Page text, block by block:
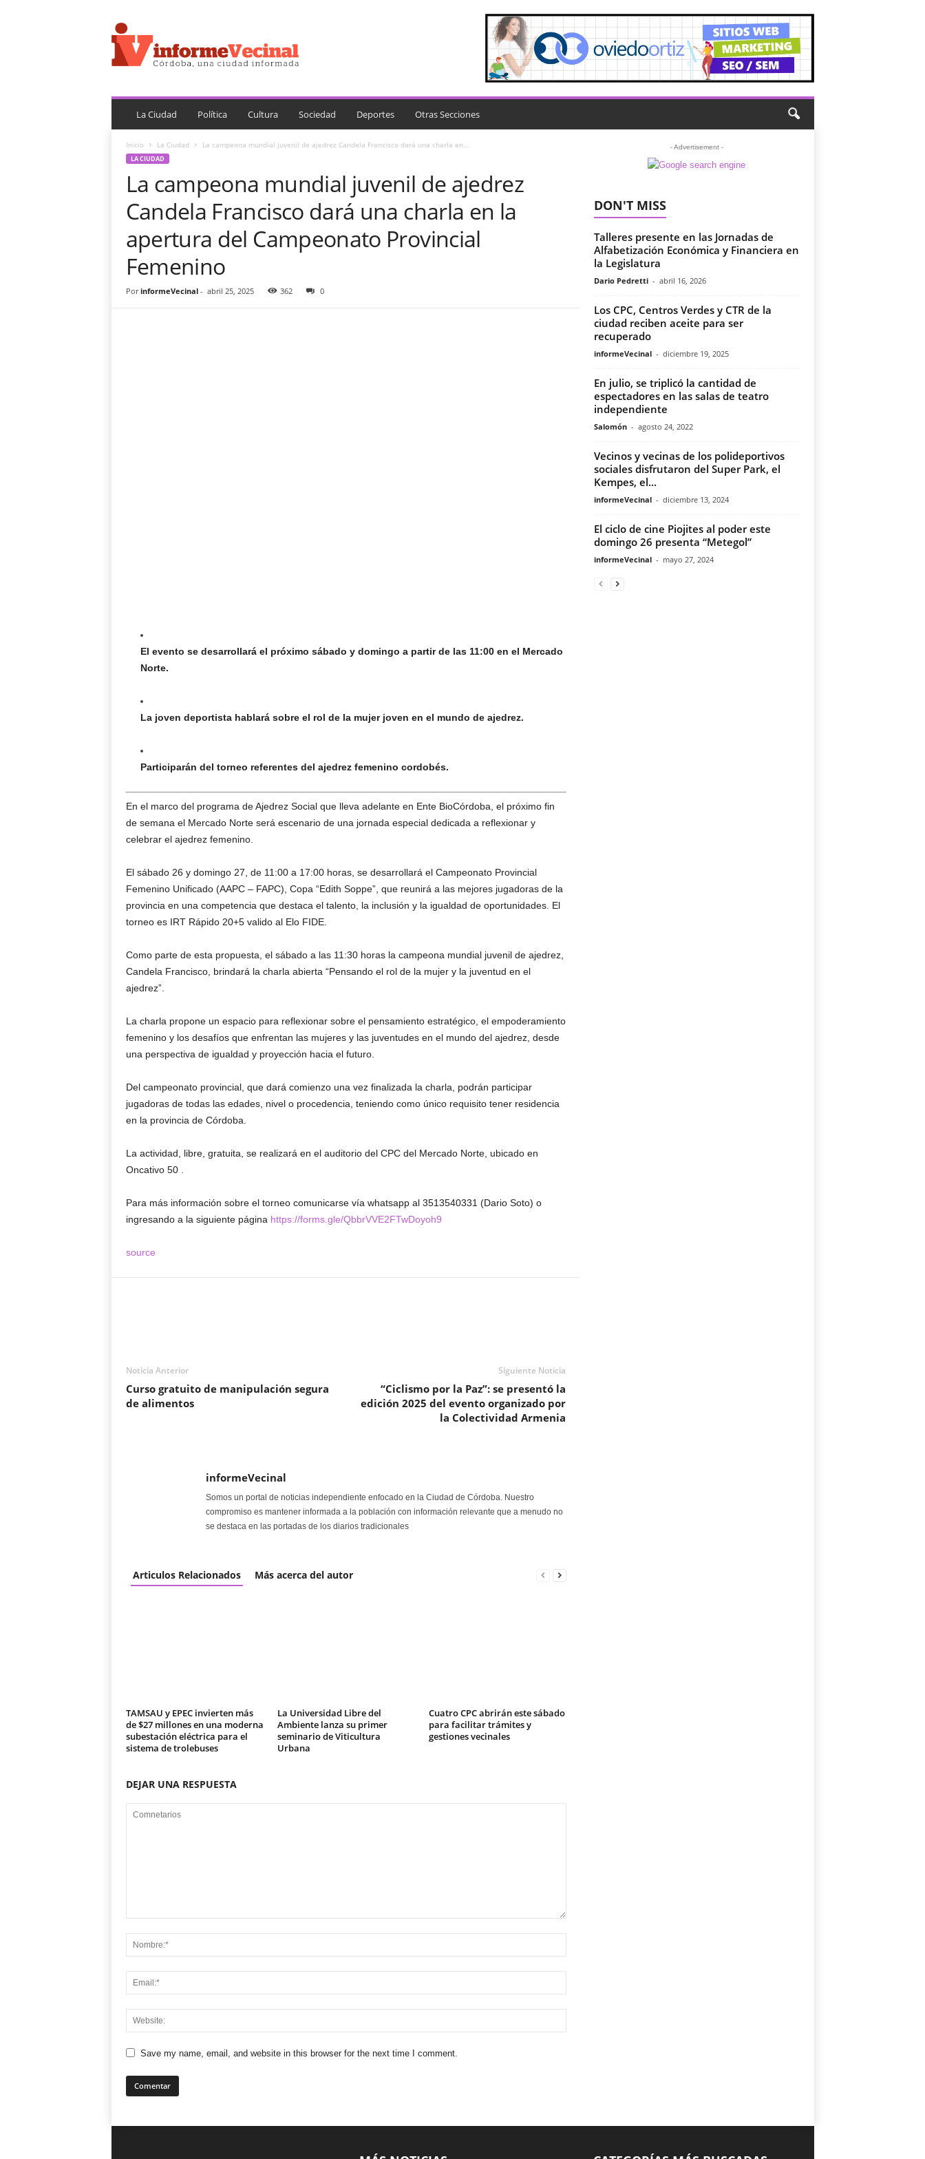
n
f
o
e
e
La Ciudad Política Cultura Sociedad Deportes Otras Secciones
Inicio La Ciudad La campeona mundial juvenil de ajedrez Candela Francisco dará una charla en...
LA CIUDAD
La campeona mundial juvenil de ajedrez
Candela Francisco dará una charla en la
apertura del Campeonato Provincial
Femenino
Por informeVecinal- abril 25, 2025 362 0
El evento se desarrollará el próximo sábado y domingo a partir de las 11:00 en el Mercado
Norte.
La joven deportista hablará sobre el rol de la mujer joven en el mundo de ajedrez.
Participarán del torneo referentes del ajedrez femenino cordobés.
En el marco del programa de Ajedrez Social que lleva adelante en Ente BioCórdoba, el próximo fin
de semana el Mercado Norte será escenario de una jornada especial dedicada a reflexionar y
celebrar el ajedrez femenino.
El sábado 26 y domingo 27, de 11:00 a 17:00 horas, se desarrollará el Campeonato Provincial
Femenino Unificado (AAPC – FAPC), Copa “Edith Soppe”, que reunirá a las mejores jugadoras de la
provincia en una competencia que destaca el talento, la inclusión y la igualdad de oportunidades. El
torneo es IRT Rápido 20+5 valido al Elo FIDE.
Como parte de esta propuesta, el sábado a las 11:30 horas la campeona mundial juvenil de ajedrez,
Candela Francisco, brindará la charla abierta “Pensando el rol de la mujer y la juventud en el
ajedrez”.
La charla propone un espacio para reflexionar sobre el pensamiento estratégico, el empoderamiento
femenino y los desafíos que enfrentan las mujeres y las juventudes en el mundo del ajedrez, desde
una perspectiva de igualdad y proyección hacia el futuro.
Del campeonato provincial, que dará comienzo una vez finalizada la charla, podrán participar
jugadoras de todas las edades, nivel o procedencia, teniendo como único requisito tener residencia
en la provincia de Córdoba.
La actividad, libre, gratuita, se realizará en el auditorio del CPC del Mercado Norte, ubicado en
Oncativo 50 .
Para más información sobre el torneo comunicarse vía whatsapp al 3513540331 (Dario Soto) o
ingresando a la siguiente página https://forms.gle/QbbrVVE2FTwDoyoh9
source
Noticia Anterior
Curso gratuito de manipulación segura
de alimentos
Siguiente Noticia
“Ciclismo por la Paz”: se presentó la
edición 2025 del evento organizado por
la Colectividad Armenia
informeVecinal
Somos un portal de noticias independiente enfocado en la Ciudad de Córdoba. Nuestro
compromiso es mantener informada a la población con información relevante que a menudo no
se destaca en las portadas de los diarios tradicionales
Articulos Relacionados Más acerca del autor
TAMSAU y EPEC invierten más
de $27 millones en una moderna
subestación eléctrica para el
sistema de trolebuses
La Universidad Libre del
Ambiente lanza su primer
seminario de Viticultura
Urbana
Cuatro CPC abrirán este sábado
para facilitar trámites y
gestiones vecinales
DEJAR UNA RESPUESTA
Save my name, email, and website in this browser for the next time I comment.
- Advertisement -
DON'T MISS
Talleres presente en las Jornadas de
Alfabetización Económica y Financiera en
la Legislatura
Dario Pedretti - abril 16, 2026
Los CPC, Centros Verdes y CTR de la
ciudad reciben aceite para ser
recuperado
informeVecinal - diciembre 19, 2025
En julio, se triplicó la cantidad de
espectadores en las salas de teatro
independiente
Salomón - agosto 24, 2022
Vecinos y vecinas de los polideportivos
sociales disfrutaron del Super Park, el
Kempes, el...
informeVecinal - diciembre 13, 2024
El ciclo de cine Piojites al poder este
domingo 26 presenta “Metegol”
informeVecinal - mayo 27, 2024